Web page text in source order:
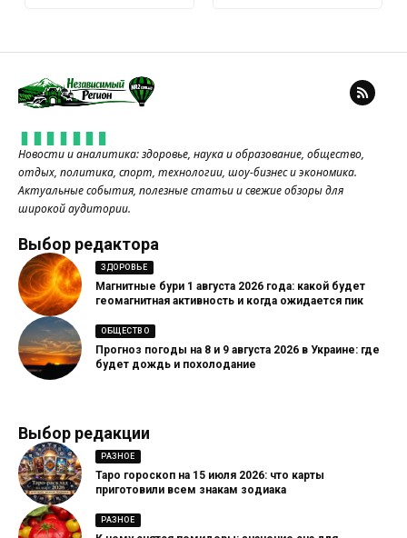
Новости и аналитика: здоровье, наука и образование, общество,
отдых, политика, спорт, технологии, шоу-бизнес и экономика.
Актуальные события, полезные статьи и свежие обзоры для
широкой аудитории.
Выбор редактора
ЗДОРОВЬЕ
Магнитные бури 1 августа 2026 года: какой будет
геомагнитная активность и когда ожидается пик
ОБЩЕСТВО
Прогноз погоды на 8 и 9 августа 2026 в Украине: где
будет дождь и похолодание
Выбор редакции
РАЗНОЕ
Таро гороскоп на 15 июля 2026: что карты
приготовили всем знакам зодиака
РАЗНОЕ